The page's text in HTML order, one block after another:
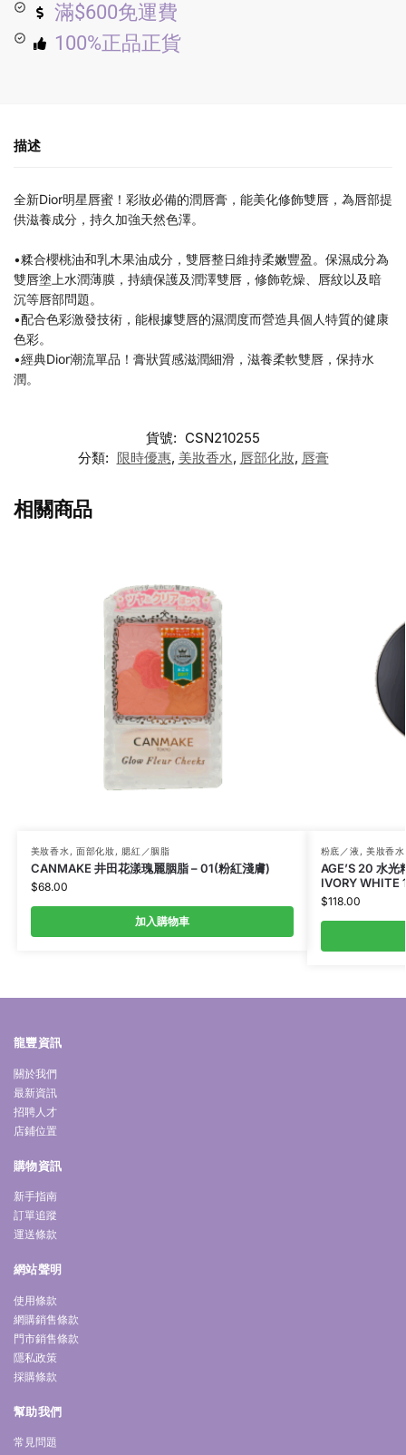
滿$600免運費
100%正品正貨
描述
全新Dior明星唇蜜！彩妝必備的潤唇膏，能美化修飾雙唇，為唇部提
供滋養成分，持久加強天然色澤。
•糅合櫻桃油和乳木果油成分，雙唇整日維持柔嫩豐盈。保濕成分為
雙唇塗上水潤薄膜，持續保護及潤澤雙唇，修飾乾燥、唇紋以及暗
沉等唇部問題。
•配合色彩激發技術，能根據雙唇的濕潤度而營造具個人特質的健康
色彩。
•經典Dior潮流單品！膏狀質感滋潤細滑，滋養柔軟雙唇，保持水
潤。
貨號: CSN210255
分類: 限時優惠, 美妝香水, 唇部化妝, 唇膏
相關商品
美妝香水 , 面部化妝, 腮紅／胭脂
CANMAKE 井田花漾瑰麗胭脂 – 01(粉紅淺膚)
$68.00
加入購物車
粉底／液 , 美妝香水
AGE’S 20 水
IVORY WHITE
$118.00
龍豐資訊
關於我們
最新資訊
招聘人才
店鋪位置
購物資訊
新手指南
訂單追蹤
運送條款
網站聲明
使用條款
網購銷售條款
門市銷售條款
隱私政策
採購條款
幫助我們
常見問題